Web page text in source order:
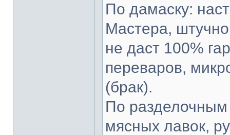
По дамаску:
Мастера,
не даст 100%
переваров,
(брак).
По разделочным
мясных лавок,